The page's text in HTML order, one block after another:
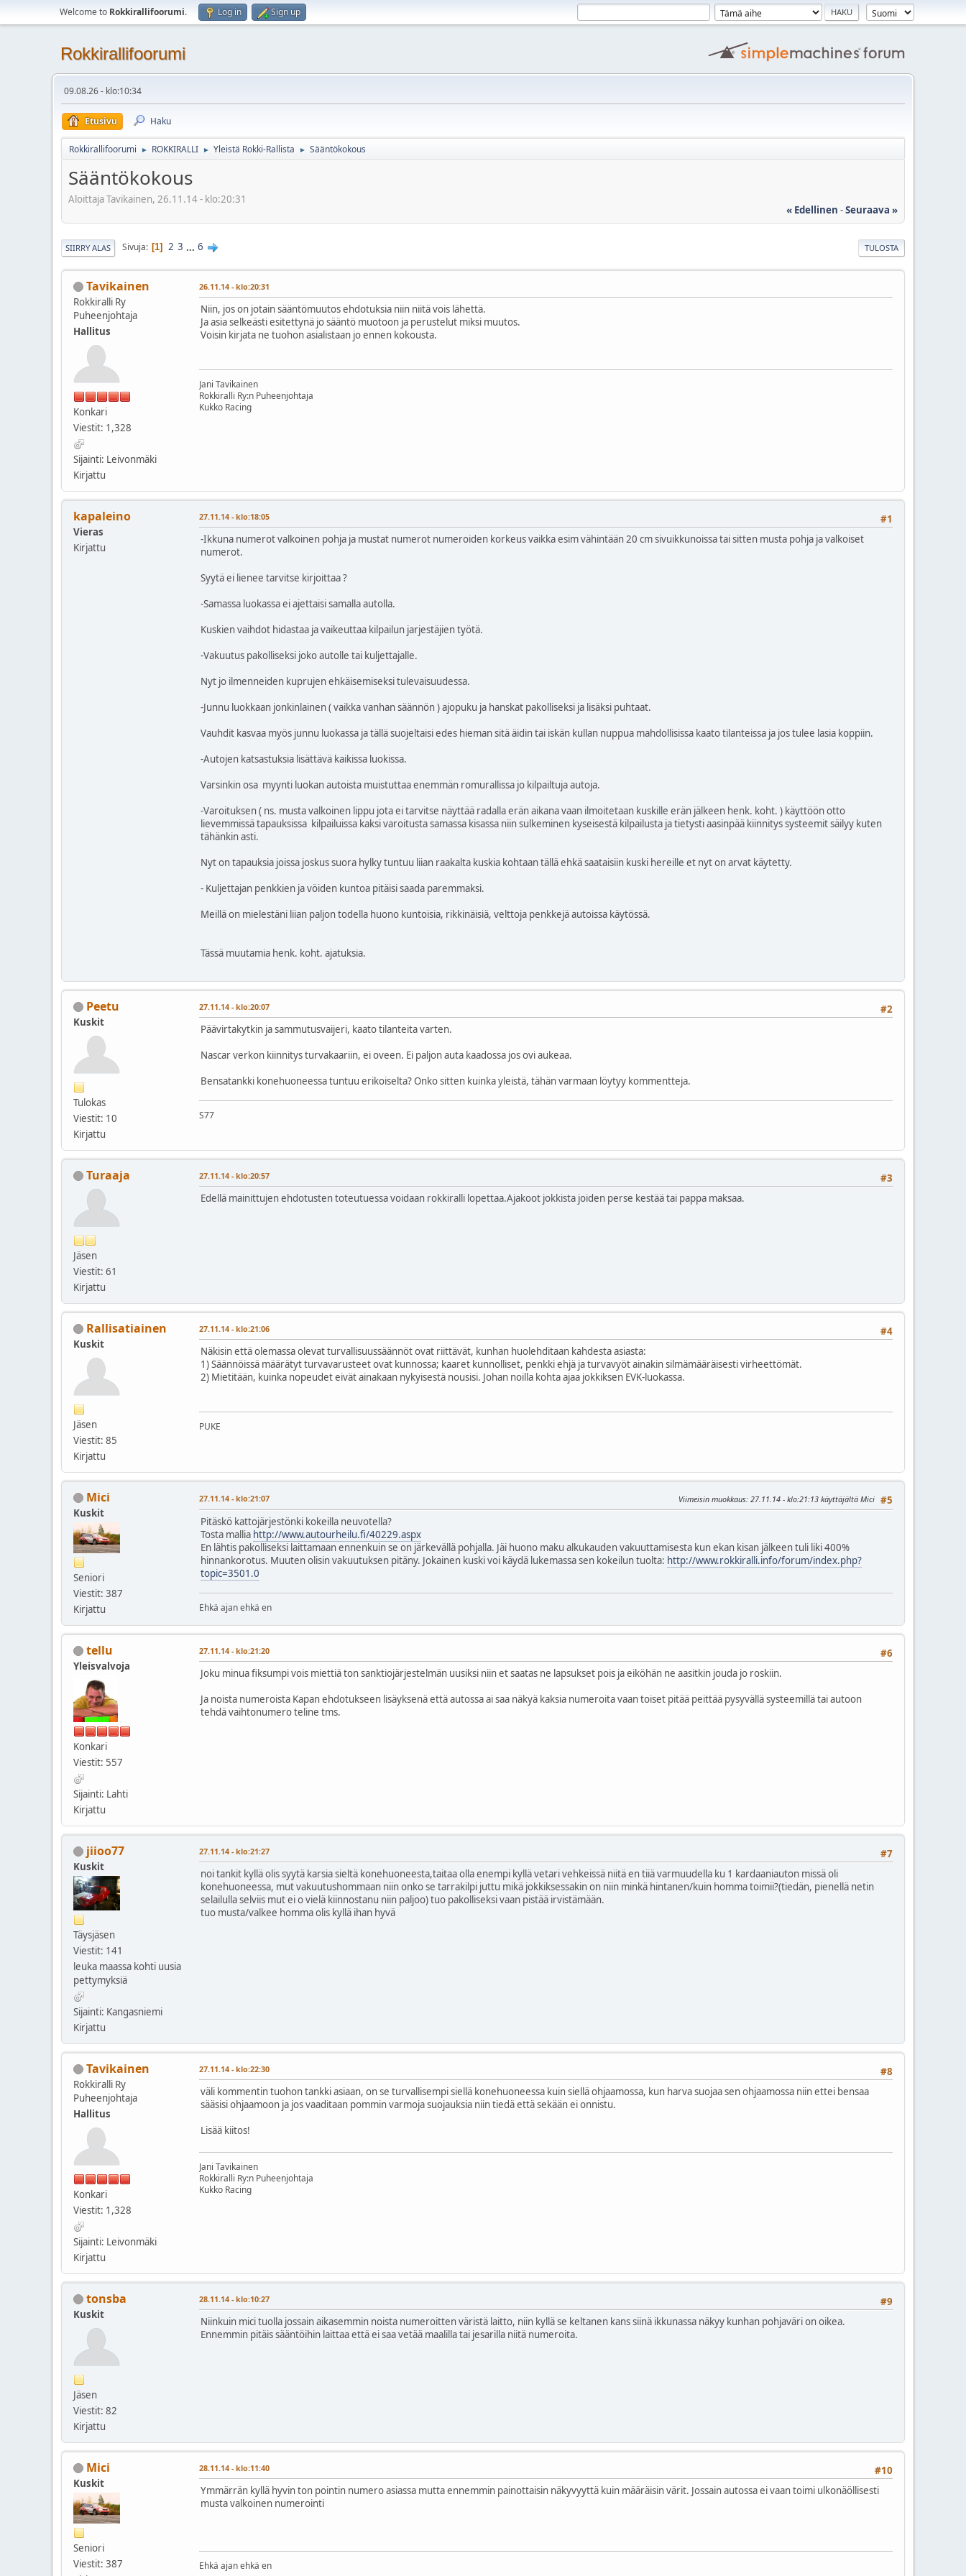
Welcome to Rokkirallifoorumi. Log in Sign up
Rokkirallifoorumi
09.08.26 - klo:10:34
Etusivu Haku
Rokkirallifoorumi ► ROKKIRALLI ► Yleistä Rokki-Rallista ► Sääntökokous
Sääntökokous
Aloittaja Tavikainen, 26.11.14 - klo:20:31
« Edellinen -Seuraava »
TULOSTA
SIIRRY ALAS Sivuja 1 2 3 ... 6
Tavikainen
Rokkiralli Ry
Puheenjohtaja
Hallitus
Konkari
Viestit: 1,328
Sijainti: Leivonmäki
Kirjattu
26.11.14 - klo:20:31
Niin, jos on jotain sääntömuutos ehdotuksia niin niitä vois lähettä.
Ja asia selkeästi esitettynä jo sääntö muotoon ja perustelut miksi muutos.
Voisin kirjata ne tuohon asialistaan jo ennen kokousta.
Jani Tavikainen
Rokkiralli Ry:n Puheenjohtaja
Kukko Racing
kapaleino
Vieras
Kirjattu
#1
27.11.14 - klo:18:05
-Ikkuna numerot valkoinen pohja ja mustat numerot numeroiden korkeus vaikka esim vähintään 20 cm sivuikkunoissa tai sitten musta pohja ja valkoiset
numerot.
Syytä ei lienee tarvitse kirjoittaa ?
-Samassa luokassa ei ajettaisi samalla autolla.
Kuskien vaihdot hidastaa ja vaikeuttaa kilpailun jarjestäjien työtä.
-Vakuutus pakolliseksi joko autolle tai kuljettajalle.
Nyt jo ilmenneiden kuprujen ehkäisemiseksi tulevaisuudessa.
-Junnu luokkaan jonkinlainen ( vaikka vanhan säännön ) ajopuku ja hanskat pakolliseksi ja lisäksi puhtaat.
Vauhdit kasvaa myös junnu luokassa ja tällä suojeltaisi edes hieman sitä äidin tai iskän kullan nuppua mahdollisissa kaato tilanteissa ja jos tulee lasia koppiin.
-Autojen katsastuksia lisättävä kaikissa luokissa.
Varsinkin osa myynti luokan autoista muistuttaa enemmän romurallissa jo kilpailtuja autoja.
-Varoituksen ( ns. musta valkoinen lippu jota ei tarvitse näyttää radalla erän aikana vaan ilmoitetaan kuskille erän jälkeen henk. koht. ) käyttöön otto
lievemmissä tapauksissa kilpailuissa kaksi varoitusta samassa kisassa niin sulkeminen kyseisestä kilpailusta ja tietysti aasinpää kiinnitys systeemit säilyy kuten
tähänkin asti.
Nyt on tapauksia joissa joskus suora hylky tuntuu liian raakalta kuskia kohtaan tällä ehkä saataisiin kuski hereille et nyt on arvat käytetty.
- Kuljettajan penkkien ja vöiden kuntoa pitäisi saada paremmaksi.
Meillä on mielestäni liian paljon todella huono kuntoisia, rikkinäisiä, velttoja penkkejä autoissa käytössä.
Tässä muutamia henk. koht. ajatuksia.
Peetu
Kuskit
Tulokas
Viestit: 10
Kirjattu
#2
27.11.14 - klo:20:07
Päävirtakytkin ja sammutusvaijeri, kaato tilanteita varten.
Nascar verkon kiinnitys turvakaariin, ei oveen. Ei paljon auta kaadossa jos ovi aukeaa.
Bensatankki konehuoneessa tuntuu erikoiselta? Onko sitten kuinka yleistä, tähän varmaan löytyy kommentteja.
S77
Turaaja
Jäsen
Viestit: 61
Kirjattu
#3
27.11.14 - klo:20:57
Edellä mainittujen ehdotusten toteutuessa voidaan rokkiralli lopettaa.Ajakoot jokkista joiden perse kestää tai pappa maksaa.
Rallisatiainen
Kuskit
Jäsen
Viestit: 85
Kirjattu
#4
27.11.14 - klo:21:06
Näkisin että olemassa olevat turvallisuussäännöt ovat riittävät, kunhan huolehditaan kahdesta asiasta:
1) Säännöissä määrätyt turvavarusteet ovat kunnossa; kaaret kunnolliset, penkki ehjä ja turvavyöt ainakin silmämääräisesti virheettömät.
2) Mietitään, kuinka nopeudet eivät ainakaan nykyisestä nousisi. Johan noilla kohta ajaa jokkiksen EVK-luokassa.
PUKE
Mici
Kuskit
Seniori
Viestit: 387
Kirjattu
#5
27.11.14 - klo:21:07 Viimeisin muokkaus: 27.11.14 - klo:21:13 käyttäjältä Mici
Pitäskö kattojärjestönki kokeilla neuvotella?
Tosta mallia http://www.autourheilu.fi/40229.aspx
En lähtis pakolliseksi laittamaan ennenkuin se on järkevällä pohjalla. Jäi huono maku alkukauden vakuuttamisesta kun ekan kisan jälkeen tuli liki 400%
hinnankorotus. Muuten olisin vakuutuksen pitäny. Jokainen kuski voi käydä lukemassa sen kokeilun tuolta: http://www.rokkiralli.info/forum/index.php?
topic=3501.0
Ehkä ajan ehkä en
tellu
Yleisvalvoja
Konkari
Viestit: 557
Sijainti: Lahti
Kirjattu
#6
27.11.14 - klo:21:20
Joku minua fiksumpi vois miettiä ton sanktiojärjestelmän uusiksi niin et saatas ne lapsukset pois ja eiköhän ne aasitkin jouda jo roskiin.
Ja noista numeroista Kapan ehdotukseen lisäyksenä että autossa ai saa näkyä kaksia numeroita vaan toiset pitää peittää pysyvällä systeemillä tai autoon
tehdä vaihtonumero teline tms.
jiioo77
Kuskit
Täysjäsen
Viestit: 141
leuka maassa kohti uusia
pettymyksiä
Sijainti: Kangasniemi
Kirjattu
#7
27.11.14 - klo:21:27
noi tankit kyllä olis syytä karsia sieltä konehuoneesta,taitaa olla enempi kyllä vetari vehkeissä niitä en tiiä varmuudella ku 1 kardaaniauton missä oli
konehuoneessa, mut vakuutushommaan niin onko se tarrakilpi juttu mikä jokkiksessakin on niin minkä hintanen/kuin homma toimii?(tiedän, pienellä netin
selailulla selviis mut ei o vielä kiinnostanu niin paljoo) tuo pakolliseksi vaan pistää irvistämään.
tuo musta/valkee homma olis kyllä ihan hyvä
Tavikainen
Rokkiralli Ry
Puheenjohtaja
Hallitus
Konkari
Viestit: 1,328
Sijainti: Leivonmäki
Kirjattu
#8
27.11.14 - klo:22:30
väli kommentin tuohon tankki asiaan, on se turvallisempi siellä konehuoneessa kuin siellä ohjaamossa, kun harva suojaa sen ohjaamossa niin ettei bensaa
sääsisi ohjaamoon ja jos vaaditaan pommin varmoja suojauksia niin tiedä että sekään ei onnistu.
Lisää kiitos!
Jani Tavikainen
Rokkiralli Ry:n Puheenjohtaja
Kukko Racing
tonsba
Kuskit
Jäsen
Viestit: 82
Kirjattu
#9
28.11.14 - klo:10:27
Niinkuin mici tuolla jossain aikasemmin noista numeroitten väristä laitto, niin kyllä se keltanen kans siinä ikkunassa näkyy kunhan pohjaväri on oikea.
Ennemmin pitäis sääntöihin laittaa että ei saa vetää maalilla tai jesarilla niitä numeroita.
Mici
Kuskit
Seniori
Viestit: 387
#10
28.11.14 - klo:11:40
Ymmärrän kyllä hyvin ton pointin numero asiassa mutta ennemmin painottaisin näkyvyyttä kuin määräisin värit. Jossain autossa ei vaan toimi ulkonäöllisesti
musta valkoinen numerointi
Ehkä ajan ehkä en